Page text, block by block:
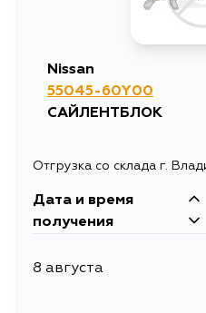
Nissan
55045-60Y00
САЙЛЕНТБЛОК
Отгрузка со склада г.
Дата и время
получения
8 августа